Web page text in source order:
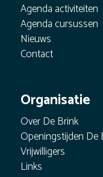
Agenda activiteiten
Agenda cursussen
Nieuws
Contact
Organisatie
Over De Brink
Openingstijden De
Vrijwilligers
Links